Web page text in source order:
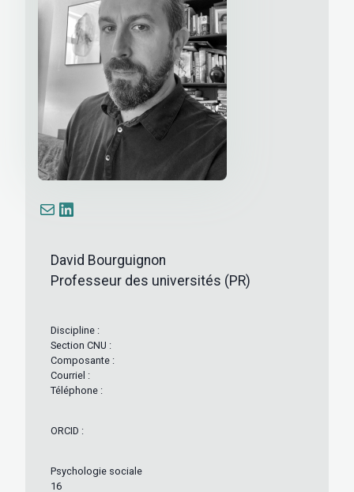
E-mailLinkedIn
David Bourguignon
Professeur des universités (PR)
Discipline :
Section CNU :
Composante :
Courriel :
Téléphone :
ORCID :
Psychologie sociale
16